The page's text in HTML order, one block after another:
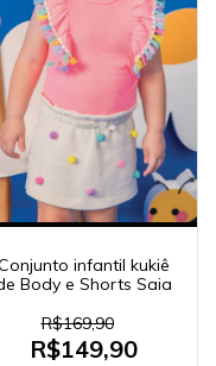
infantil kukiê
Body e Shorts Saia
R$169,90
R$149,90